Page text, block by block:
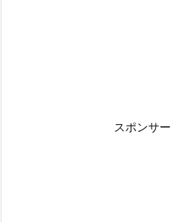
スポンサ